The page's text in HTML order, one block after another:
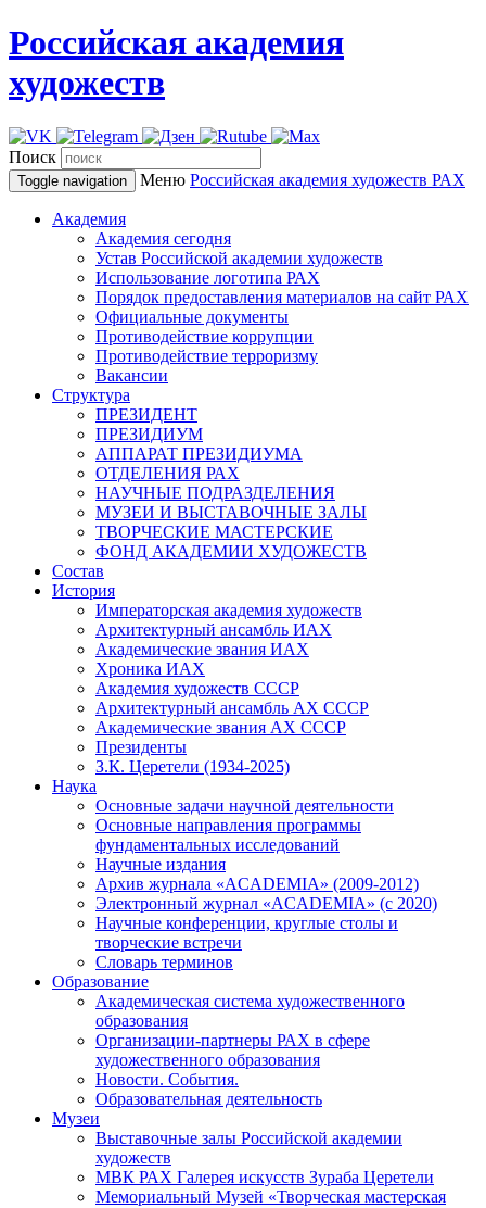
Российская академия
художеств
Поиск
Toggle navigation Меню Российская академия художеств РАХ
Академия
Академия сегодня
Устав Российской академии художеств
Использование логотипа РАХ
Порядок предоставления материалов на сайт РАХ
Официальные документы
Противодействие коррупции
Противодействие терроризму
Вакансии
Структура
ПРЕЗИДЕНТ
ПРЕЗИДИУМ
АППАРАТ ПРЕЗИДИУМА
ОТДЕЛЕНИЯ РАХ
НАУЧНЫЕ ПОДРАЗДЕЛЕНИЯ
МУЗЕИ И ВЫСТАВОЧНЫЕ ЗАЛЫ
ТВОРЧЕСКИЕ МАСТЕРСКИЕ
ФОНД АКАДЕМИИ ХУДОЖЕСТВ
Состав
История
Императорская академия художеств
Архитектурный ансамбль ИАХ
Академические звания ИАХ
Хроника ИАХ
Академия художеств СССР
Архитектурный ансамбль АХ СССР
Академические звания АХ СССР
Президенты
З.К. Церетели (1934-2025)
Наука
Основные задачи научной деятельности
Основные направления программы
фундаментальных исследований
Научные издания
Архив журнала «ACADEMIA» (2009-2012)
Электронный журнал «ACADEMIA» (с 2020)
Научные конференции, круглые столы и
творческие встречи
Словарь терминов
Образование
Академическая система художественного
образования
Организации-партнеры РАХ в сфере
художественного образования
Новости. События.
Образовательная деятельность
Музеи
Выставочные залы Российской академии
художеств
МВК РАХ Галерея искусств Зураба Церетели
Мемориальный Музей «Творческая мастерская